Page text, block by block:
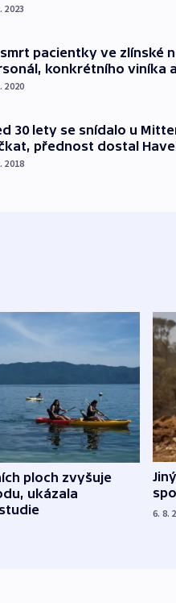
2023
pacientky ve zlínské
konkrétního viníka
2020
30 lety se snídalo u
přednost dostal
2018
ploch zvyšuje
ukázala
6. 8.